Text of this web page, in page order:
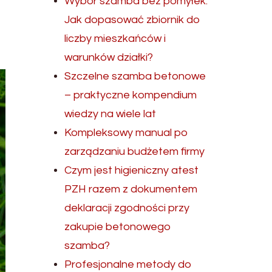
Jak dopasować zbiornik do
liczby mieszkańców i
warunków działki?
Szczelne szamba betonowe
– praktyczne kompendium
wiedzy na wiele lat
Kompleksowy manual po
zarządzaniu budżetem firmy
Czym jest higieniczny atest
PZH razem z dokumentem
deklaracji zgodności przy
zakupie betonowego
szamba?
Profesjonalne metody do